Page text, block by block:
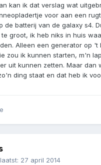
kan ik dat verslag wat
voor aan een
de batterij van de galaxy s4.
groot, ik heb niks in huis
Alleen een generator op 't
zou ik kunnen starten, m'n
uit kunnen zetten. Maar dan
ding staat en dat heb ik
27 april 2014